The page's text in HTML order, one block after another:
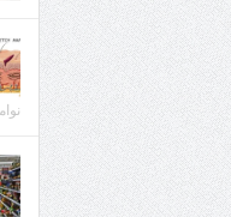
نوامبر